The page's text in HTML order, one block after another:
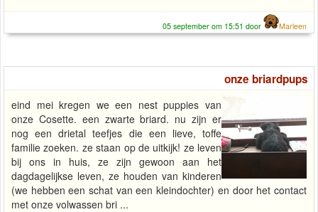
05 september om 15:51 door Marleen
onze briardpups
eind mei kregen we een nest puppies van
onze Cosette. een zwarte briard. nu zijn er
nog een drietal teefjes die een lieve, toffe
familie zoeken. ze staan op de uitkijk! ze leven
bij ons in huis, ze zijn gewoon aan het
dagdagelijkse leven, ze houden van kinderen
(we hebben een schat van een kleindochter) en door het contact
met onze volwassen bri ...